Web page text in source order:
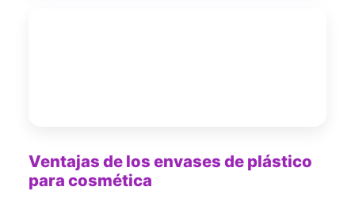
Ventajas de los envases de plástico
para cosmética